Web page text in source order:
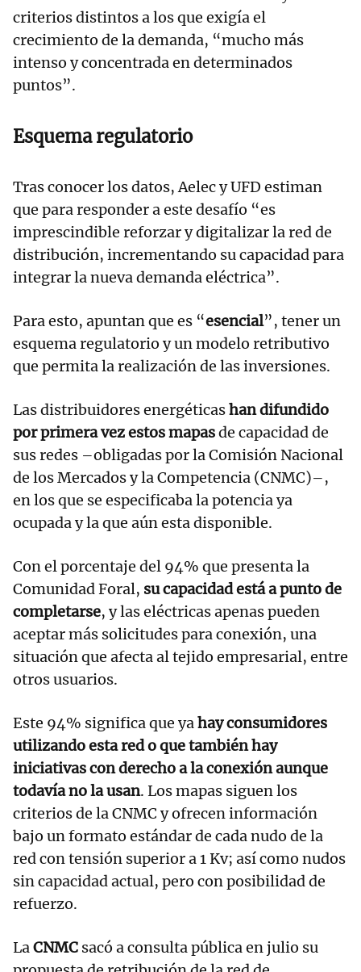
criterios distintos a los que exigía el
crecimiento de la demanda, “mucho más
intenso y concentrada en determinados
puntos”.
Esquema regulatorio
Tras conocer los datos, Aelec y UFD estiman
que para responder a este desafío “es
imprescindible reforzar y digitalizar la red de
distribución, incrementando su capacidad para
integrar la nueva demanda eléctrica”.
Para esto, apuntan que es “esencial”, tener un
esquema regulatorio y un modelo retributivo
que permita la realización de las inversiones.
Las distribuidores energéticashan difundido
por primera vez estos mapasde capacidad de
sus redes –obligadas por la Comisión Nacional
de los Mercados y la Competencia (CNMC)–,
en los que se especificaba la potencia ya
ocupada y la que aún esta disponible.
Con el porcentaje del 94% que presenta la
Comunidad Foral, su capacidad está a punto de
completarse, y las eléctricas apenas pueden
aceptar más solicitudes para conexión, una
situación que afecta al tejido empresarial, entre
otros usuarios.
Este 94% significa que yahay consumidores
utilizando esta red o que también hay
iniciativas con derecho a la conexión aunque
todavía no la usan. Los mapas siguen los
criterios de la CNMC y ofrecen información
bajo un formato estándar de cada nudo de la
red con tensión superior a 1 Kv; así como nudos
sin capacidad actual, pero con posibilidad de
refuerzo.
LaCNMC sacó a consulta pública en julio su